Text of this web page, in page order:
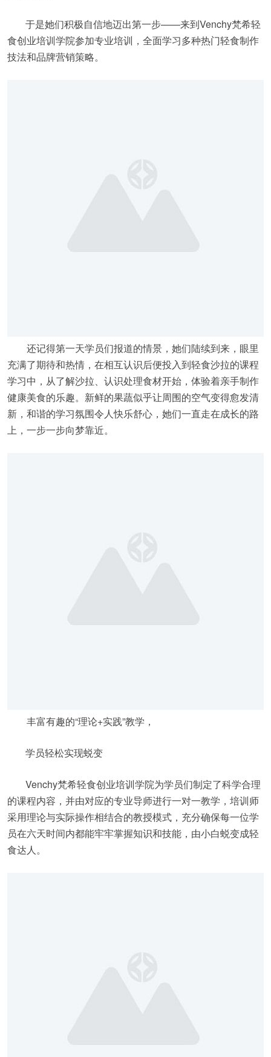
于是她们积极自信地迈出第一步——来到Venchy梵希轻
食创业培训学院参加专业培训，全面学习多种热门轻食制作
技法和品牌营销策略。
还记得第一天学员们报道的情景，她们陆续到来，眼里
充满了期待和热情，在相互认识后便投入到轻食沙拉的课程
学习中，从了解沙拉、认识处理食材开始，体验着亲手制作
健康美食的乐趣。新鲜的果蔬似乎让周围的空气变得愈发清
新，和谐的学习氛围令人快乐舒心，她们一直走在成长的路
上，一步一步向梦靠近。
丰富有趣的“理论+实践”教学，
学员轻松实现蜕变
Venchy梵希轻食创业培训学院为学员们制定了科学合理
的课程内容，并由对应的专业导师进行一对一教学，培训师
采用理论与实际操作相结合的教授模式，充分确保每一位学
员在六天时间内都能牢牢掌握知识和技能，由小白蜕变成轻
食达人。